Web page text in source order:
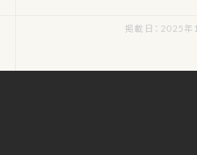
掲載日：2025